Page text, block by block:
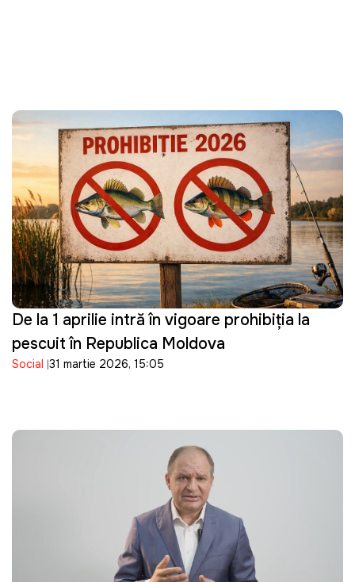
De la 1 aprilie intră în vigoare prohibiția la
pescuit în Republica Moldova
Social 31 martie 2026, 15:05